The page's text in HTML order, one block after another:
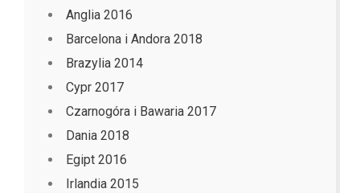
Anglia 2016
Barcelona i Andora 2018
Brazylia 2014
Cypr 2017
Czarnogóra i Bawaria 2017
Dania 2018
Egipt 2016
Irlandia 2015